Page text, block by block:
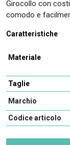
Girocollo con
comodo e
Caratteristiche
Materiale
Taglie
Marchio
Codice articolo